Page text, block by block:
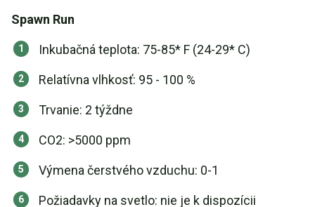
Spawn Run
Inkubačná teplota: 75-85* F (24-29* C)
Relatívna vlhkosť: 95 - 100 %
Trvanie: 2 týždne
CO2: >5000 ppm
Výmena čerstvého vzduchu: 0-1
Požiadavky na svetlo: nie je k dispozícii